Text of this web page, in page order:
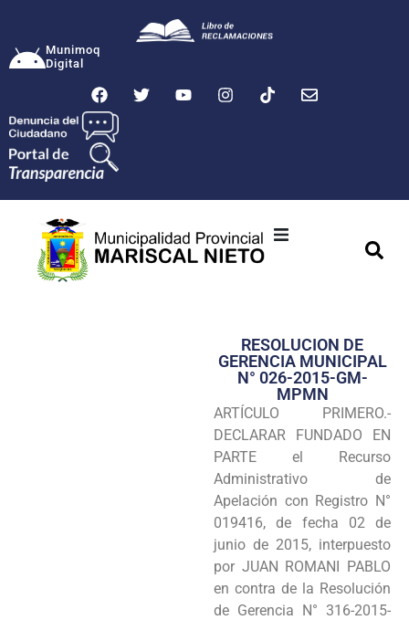
Munimoq
Digital
Transparencia
Seguridad
Programas
Intranet
RESOLUCION DE
GERENCIA MUNICIPAL
N° 026-2015-GM-
MPMN
ARTÍCULO PRIMERO.-
DECLARAR FUNDADO EN
PARTE el Recurso
Administrativo de
Apelación con Registro N°
019416, de fecha 02 de
junio de 2015, interpuesto
por JUAN ROMANI PABLO
en contra de la Resolución
de Gerencia N° 316-2015-